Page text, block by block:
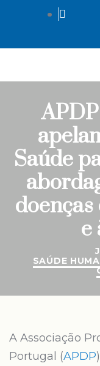
Saúde
e
SAÚDE
A Associação
Portugal (APDP